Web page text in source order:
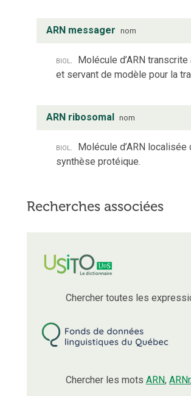
ARN messager nom
biol. Molécule d’ARN
et servant de modèle pour la
ARN ribosomal nom
biol. Molécule d’ARN
synthèse protéique.
Recherches associées
Chercher toutes les
Chercher les mots ARN, ARNr